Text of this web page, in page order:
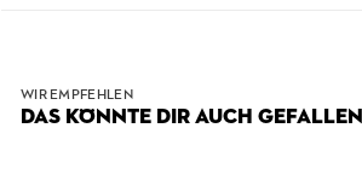
WIR EMPFEHLEN
DAS KÖNNTE DIR AUCH GEFALLEN